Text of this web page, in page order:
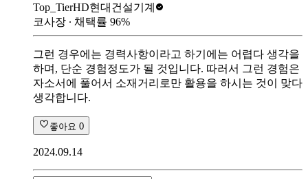
Top_TierHD현대건설기계
코사장 ∙ 채택률 96%
그런 경우에는 경력사항이라고 하기에는 어렵다 생각을
하며, 단순 경험정도가 될 것입니다. 따러서 그런 경험은
자소서에 풀어서 소재거리로만 활용을 하시는 것이 맞다
생각합니다.
좋아요 0
2024.09.14